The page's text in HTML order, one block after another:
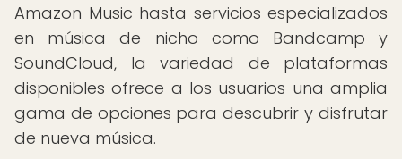
Amazon Music hasta servicios especializados
en música de nicho como Bandcamp y
SoundCloud, la variedad de plataformas
disponibles ofrece a los usuarios una amplia
gama de opciones para descubrir y disfrutar
de nueva música.